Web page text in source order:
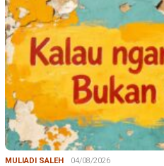
MULIADI SALEH 04/08/2026